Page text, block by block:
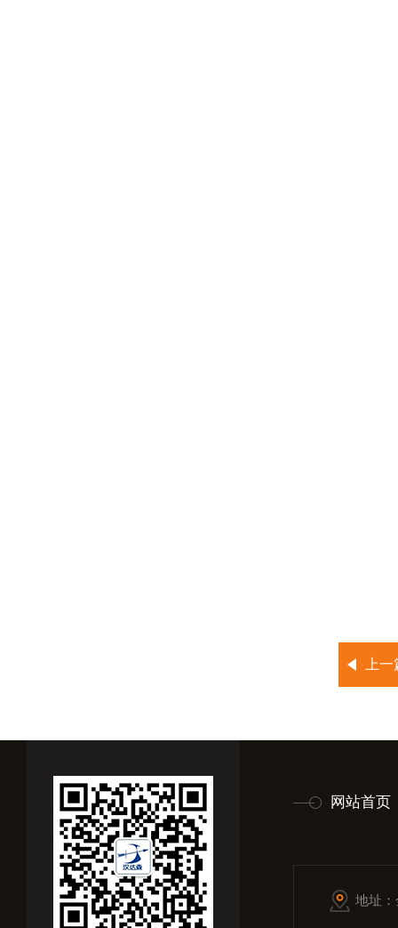
上
网站首页
地址